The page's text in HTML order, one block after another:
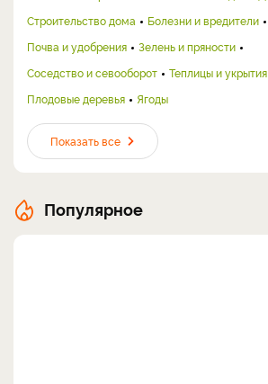
Строительство дома
Болезни и вредители
Почва и удобрения
Зелень и пряности
Соседство и севооборот
Теплицы и укрытия
Плодовые деревья
Ягоды
Показать все
Популярное